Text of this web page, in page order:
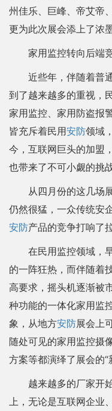
州佳乐、巨峰、帝艾帝
更为此次展会添上了浓
家用监控转向后端
近些年，伴随着普
到了越来越多的重视，
家用监控、家用防盗报
皆充斥着民用安防领域
今，互联网巨头的加盟
也带来了不可小觑的挑战
从四月份的这几场
仍然很猛，一众传统安
安防产品的竞争打响了
在民用监控领域，
的一阵狂热，而伴随着
高要求，摇头机逐渐被
种功能的一体化家用监
象，从地方安防展会上
随处可见的家用监控摄
方案等都演绎了展会的“
越来越多的厂家开
上，无论是互联网企业